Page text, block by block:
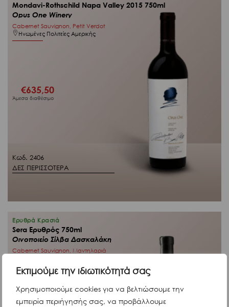
Εκτιμούμε την ιδιωτικότητά σας
Χρησιμοποιούμε cookies για να βελτιώσουμε την
εμπειρία περιήγησής σας, να προβάλλουμε
Κωδ. 2406
ΔΕΣ ΠΕΡΙΣΣΟΤΕΡΑ
Mondavi-Rothschild Napa Valley 2015 750ml
Opus One Winery
Cabernet Sauvignon, Petit Verdot
Ηνωμένες Πολιτείες Αμερικής
€635,50
Άμεσα διαθέσιμο
Ερυθρά Κρασιά
Sera Ερυθρός 750ml
Οινοποιείο Σίλβα Δασκαλάκη
Cabernet Sauvignon, Μαντηλαριά